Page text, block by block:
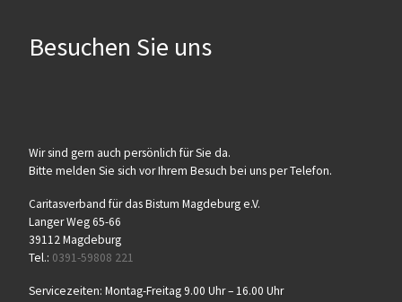
Besuchen Sie uns
Wir sind gern auch persönlich für Sie da.
Bitte melden Sie sich vor Ihrem Besuch bei uns per Telefon.
Caritasverband für das Bistum Magdeburg e.V.
Langer Weg 65-66
39112 Magdeburg
Tel.: 0391-59808 221
Servicezeiten: Montag-Freitag 9.00 Uhr – 16.00 Uhr